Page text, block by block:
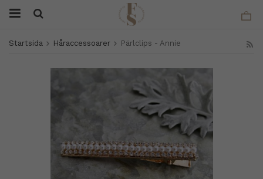
Startsida Håraccessoarer Pärlclips - Annie